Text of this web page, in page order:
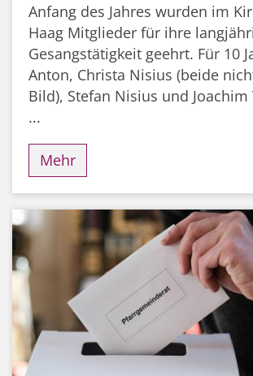
Anfang des Jahres wurden im
Haag Mitglieder für ihre
Gesangstätigkeit geehrt. Für 10
Anton, Christa Nisius (beide
Bild), Stefan Nisius und
...
Mehr